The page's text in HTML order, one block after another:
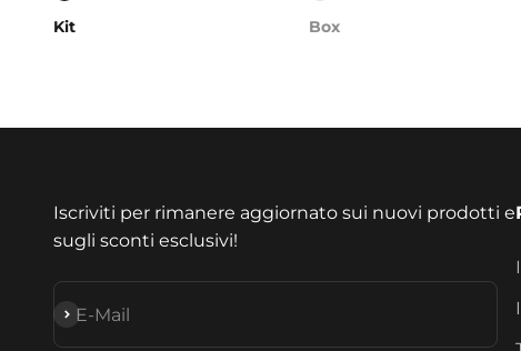
Kit Box
Iscriviti per rimanere aggiornato sui nuovi prodotti e
sugli sconti esclusivi!
E-Mail
Abonnieren